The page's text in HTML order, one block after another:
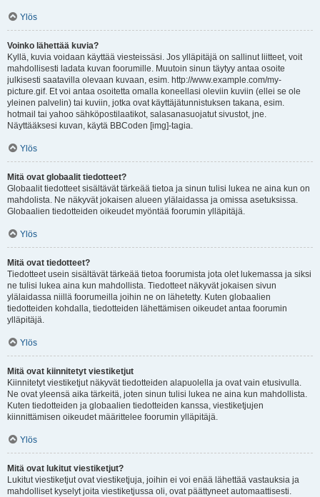
Ylös
Voinko lähettää kuvia?
Kyllä, kuvia voidaan käyttää viesteissäsi. Jos ylläpitäjä on sallinut liitteet, voit
mahdollisesti ladata kuvan foorumille. Muutoin sinun täytyy antaa osoite
julkisesti saatavilla olevaan kuvaan, esim. http://www.example.com/my-
picture.gif. Et voi antaa osoitetta omalla koneellasi oleviin kuviin (ellei se ole
yleinen palvelin) tai kuviin, jotka ovat käyttäjätunnistuksen takana, esim.
hotmail tai yahoo sähköpostilaatikot, salasanasuojatut sivustot, jne.
Näyttääksesi kuvan, käytä BBCoden [img]-tagia.
Ylös
Mitä ovat globaalit tiedotteet?
Globaalit tiedotteet sisältävät tärkeää tietoa ja sinun tulisi lukea ne aina kun on
mahdolista. Ne näkyvät jokaisen alueen ylälaidassa ja omissa asetuksissa.
Globaalien tiedotteiden oikeudet myöntää foorumin ylläpitäjä.
Ylös
Mitä ovat tiedotteet?
Tiedotteet usein sisältävät tärkeää tietoa foorumista jota olet lukemassa ja siksi
ne tulisi lukea aina kun mahdollista. Tiedotteet näkyvät jokaisen sivun
ylälaidassa niillä foorumeilla joihin ne on lähetetty. Kuten globaalien
tiedotteiden kohdalla, tiedotteiden lähettämisen oikeudet antaa foorumin
ylläpitäjä.
Ylös
Mitä ovat kiinnitetyt viestiketjut
Kiinnitetyt viestiketjut näkyvät tiedotteiden alapuolella ja ovat vain etusivulla.
Ne ovat yleensä aika tärkeitä, joten sinun tulisi lukea ne aina kun mahdollista.
Kuten tiedotteiden ja globaalien tiedotteiden kanssa, viestiketjujen
kiinnittämisen oikeudet määrittelee foorumin ylläpitäjä.
Ylös
Mitä ovat lukitut viestiketjut?
Lukitut viestiketjut ovat viestiketjuja, joihin ei voi enää lähettää vastauksia ja
mahdolliset kyselyt joita viestiketjussa oli, ovat päättyneet automaattisesti.